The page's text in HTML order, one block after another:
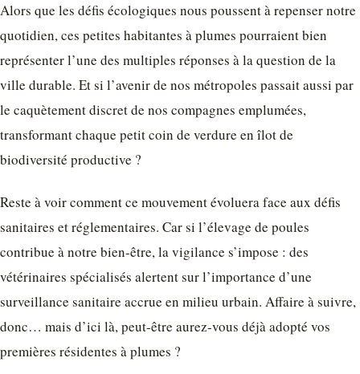
Alors que les défis écologiques nous poussent à repenser notre
quotidien, ces petites habitantes à plumes pourraient bien
représenter l’une des multiples réponses à la question de la
ville durable. Et si l’avenir de nos métropoles passait aussi par
le caquètement discret de nos compagnes emplumées,
transformant chaque petit coin de verdure en îlot de
biodiversité productive ?
Reste à voir comment ce mouvement évoluera face aux défis
sanitaires et réglementaires. Car si l’élevage de poules
contribue à notre bien-être, la vigilance s’impose : des
vétérinaires spécialisés alertent sur l’importance d’une
surveillance sanitaire accrue en milieu urbain. Affaire à suivre,
donc… mais d’ici là, peut-être aurez-vous déjà adopté vos
premières résidentes à plumes ?